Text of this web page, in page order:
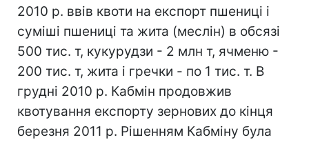
2010 р. ввів квоти на експорт пшениці і
суміші пшениці та жита (меслін) в обсязі
500 тис. т, кукурудзи - 2 млн т, ячменю -
200 тис. т, жита і гречки - по 1 тис. т. В
грудні 2010 р. Кабмін продовжив
квотування експорту зернових до кінця
березня 2011 р. Рішенням Кабміну була